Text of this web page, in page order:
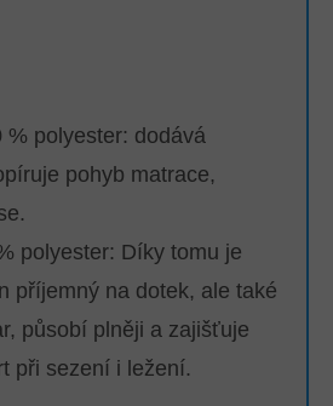
% polyester: dodává
pohyb matrace,
polyester: Díky tomu je
příjemný na dotek, ale také
působí plněji a zajišťuje
při sezení i ležení.